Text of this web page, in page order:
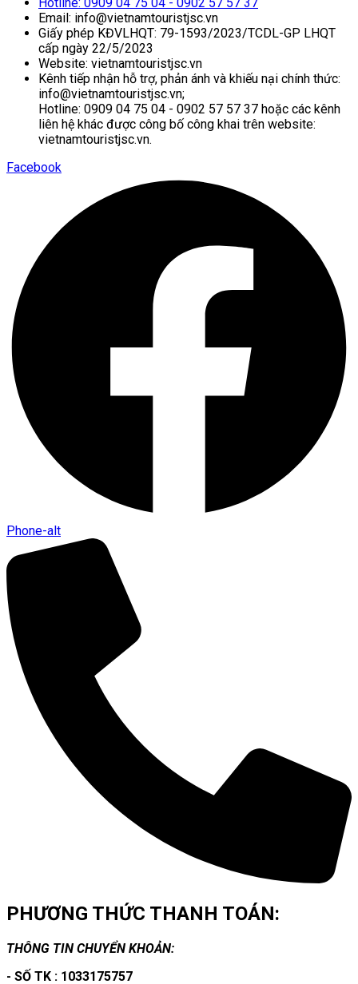
Hotline: 0909 04 75 04 - 0902 57 57 37
Email: info@vietnamtouristjsc.vn
Giấy phép KĐVLHQT: 79-1593/2023/TCDL-GP LHQT
cấp ngày 22/5/2023
Website: vietnamtouristjsc.vn
Kênh tiếp nhận hỗ trợ, phản ánh và khiếu nại chính thức:
info@vietnamtouristjsc.vn;
Hotline: 0909 04 75 04 - 0902 57 57 37 hoặc các kênh
liên hệ khác được công bố công khai trên website:
vietnamtouristjsc.vn.
Facebook
Phone-alt
PHƯƠNG THỨC THANH TOÁN:
THÔNG TIN CHUYỂN KHOẢN:
- SỐ TK : 1033175757